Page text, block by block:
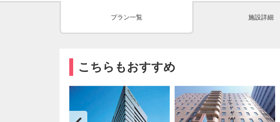
プラン一覧 施設詳細
こちらもおすすめ